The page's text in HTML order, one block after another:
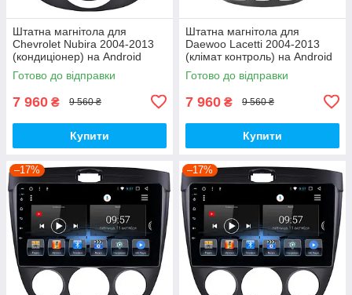
Штатна магнітола для
Chevrolet Nubira 2004-2013
(кондиціонер) на Android
Готово до відправки
7 960 ₴ 9 560 ₴
Купити
Штатна магнітола для
Daewoo Lacetti 2004-2013
(клімат контроль) на Android
Готово до відправки
7 960 ₴ 9 560 ₴
Купити
–17% –17%